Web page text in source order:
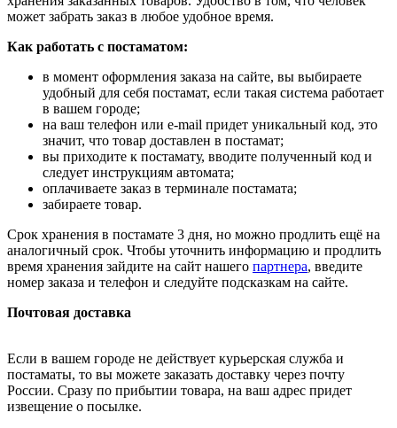
может забрать заказ в любое удобное время.
Как работать с постаматом:
в момент оформления заказа на сайте, вы выбираете
удобный для себя постамат, если такая система работает
в вашем городе;
на ваш телефон или e-mail придет уникальный код, это
значит, что товар доставлен в постамат;
вы приходите к постамату, вводите полученный код и
следует инструкциям автомата;
оплачиваете заказ в терминале постамата;
забираете товар.
Срок хранения в постамате 3 дня, но можно продлить ещё на
аналогичный срок. Чтобы уточнить информацию и продлить
время хранения зайдите на сайт нашего партнера, введите
номер заказа и телефон и следуйте подсказкам на сайте.
Почтовая доставка
Если в вашем городе не действует курьерская служба и
постаматы, то вы можете заказать доставку через почту
России. Сразу по прибытии товара, на ваш адрес придет
извещение о посылке.